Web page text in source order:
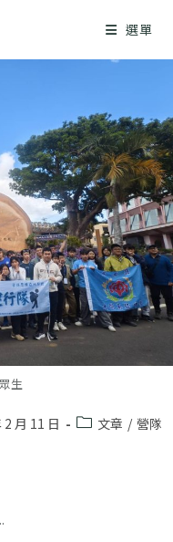
選單
生
月 11 日 文章 / 營隊